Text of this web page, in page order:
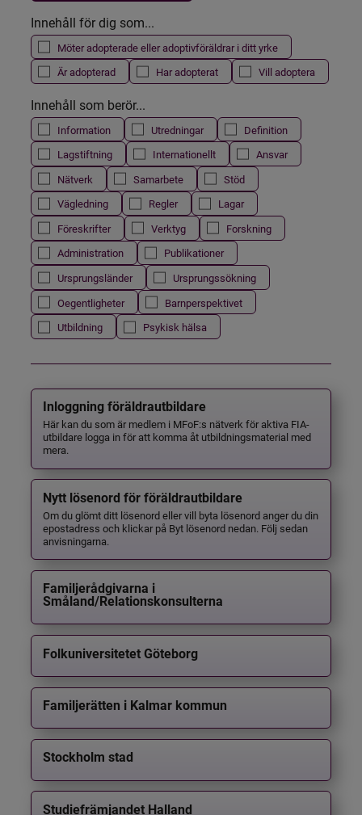
Innehåll för dig som...
Möter adopterade eller adoptivföräldrar i ditt yrke
Är adopterad
Har adopterat Vill adoptera
Innehåll som berör...
Information Utredningar
Definition
Lagstiftning
Internationellt
Ansvar
Nätverk
Samarbete
Stöd
Vägledning
Regler
Lagar
Föreskrifter
Verktyg
Forskning
Administration
Publikationer
Ursprungsländer
Ursprungssökning
Oegentligheter
Barnperspektivet
Utbildning
Psykisk hälsa
Inloggning föräldrautbildare
Här kan du som är medlem i MFoF:s nätverk för aktiva FIA-
utbildare logga in för att komma åt utbildningsmaterial med
mera.
Nytt lösenord för föräldrautbildare
Om du glömt ditt lösenord eller vill byta lösenord anger du din
epostadress och klickar på Byt lösenord nedan. Följ sedan
anvisningarna.
Familjerådgivarna i
Småland/Relationskonsulterna
Folkuniversitetet Göteborg
Familjerätten i Kalmar kommun
Stockholm stad
Studiefrämjandet Halland